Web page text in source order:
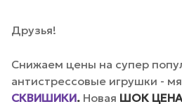
Друзья!
Снижаем цены на супер
антистрессовые игрушки -
СКВИШИКИ. Новая ШОК ЦЕНА